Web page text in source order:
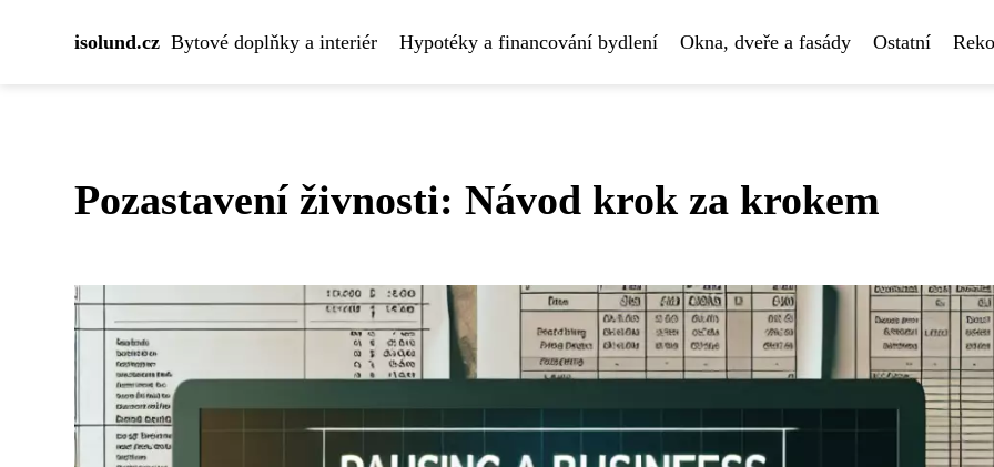
isolund.cz Bytové doplňky a interiér Hypotéky a financování bydlení Okna, dveře a fasády Ostatní
Pozastavení živnosti: Návod krok za krokem